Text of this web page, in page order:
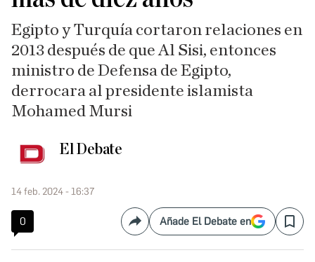
Egipto y Turquía cortaron relaciones en
2013 después de que Al Sisi, entonces
ministro de Defensa de Egipto,
derrocara al presidente islamista
Mohamed Mursi
El Debate
14 feb. 2024 - 16:37
0 CompartirAñade El Debate en Save